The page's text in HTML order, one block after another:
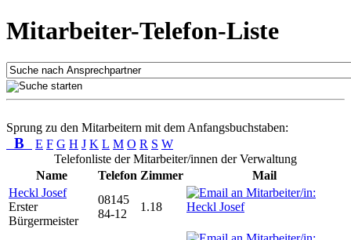
Mitarbeiter-Telefon-Liste
Sprung zu den Mitarbeitern mit dem Anfangsbuchstaben:
B E F G H J K L M O R S W
Telefonliste der Mitarbeiter/innen der Verwaltung
Name
Telefon Zimmer
Mail
Heckl Josef
Erster
Bürgermeister
08145
84-12
1.18